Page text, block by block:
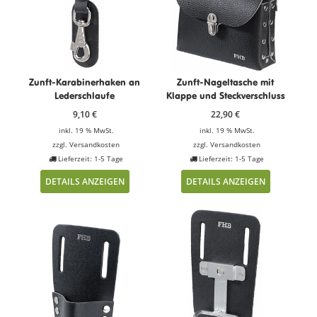
Zunft-Karabinerhaken an
Lederschlaufe
9,10€
inkl. 19 % MwSt.
zzgl.Versandkosten
Lieferzeit: 1-5 Tage
DETAILS ANZEIGEN
Zunft-Nageltasche mit
Klappe und Steckverschluss
22,90€
inkl. 19 % MwSt.
zzgl.Versandkosten
Lieferzeit: 1-5 Tage
DETAILS ANZEIGEN